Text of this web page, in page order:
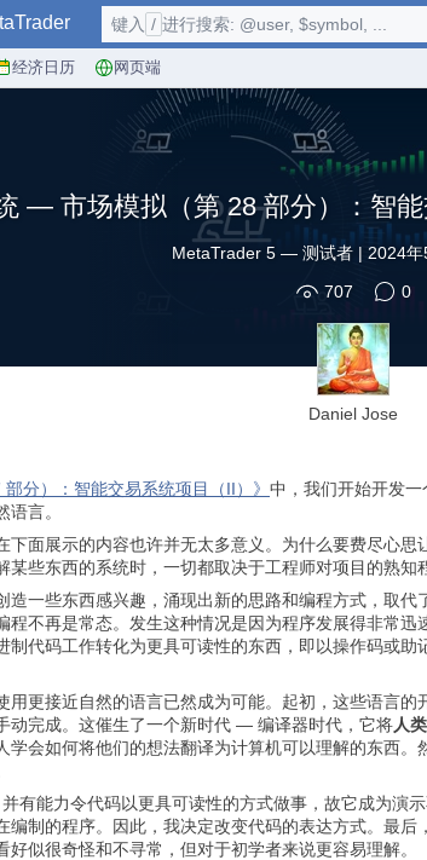
经济日历 网页端
键入 / 进行搜索: @user, $symbol, ...
— 市场模拟（第 28 部分）：智
MetaTrader 5— 测试者| 2024
707
0
Daniel Jose
部分）：智能交易系统项目（II）》 中，我们开始开发
言。
面展示的内容也许并无太多意义。为什么要费尽心思
某些东西的系统时，一切都取决于工程师对项目的熟
造一些东西感兴趣，涌现出新的思路和编程方式，取
程不再是常态。发生这种情况是因为程序发展得非常
制代码工作转化为更具可读性的东西，即以操作码或
用更接近自然的语言已然成为可能。起初，这些语言
动完成。这催生了一个新时代 — 编译器时代，它将人
学会如何将他们的想法翻译为计算机可以理解的东西
有能力令代码以更具可读性的方式做事，故它成为演
编制的程序。因此，我决定改变代码的表达方式。最
似很奇怪和不寻常，但对于初学者来说更容易理解。